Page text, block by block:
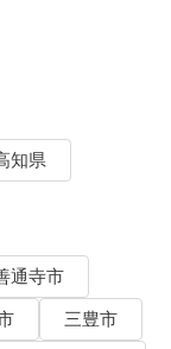
知県
通寺市
三豊市